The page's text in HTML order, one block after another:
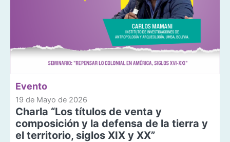
Evento
19 de Mayo de 2026
Charla “Los títulos de venta y
composición y la defensa de la tierra y
el territorio, siglos XIX y XX”